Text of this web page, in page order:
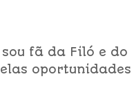
fã da Filó e do
oportunidades